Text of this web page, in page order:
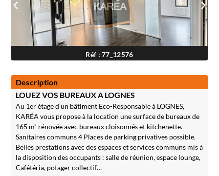
Réf : 77_12576
Description
LOUEZ VOS BUREAUX A LOGNES
Au 1er étage d’un bâtiment Eco-Responsable à LOGNES,
KARÉA vous propose à la location une surface de bureaux de
165 m² rénovée avec bureaux cloisonnés et kitchenette.
Sanitaires communs 4 Places de parking privatives possible.
Belles prestations avec des espaces et services communs mis à
la disposition des occupants : salle de réunion, espace lounge,
Cafétéria, potager collectif…